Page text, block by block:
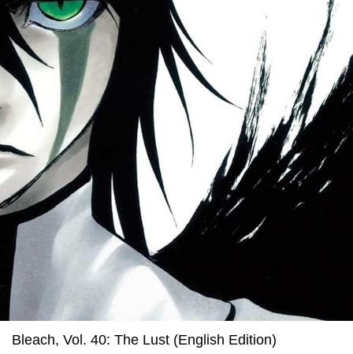
Bleach, Vol. 40: The Lust (English Edition)